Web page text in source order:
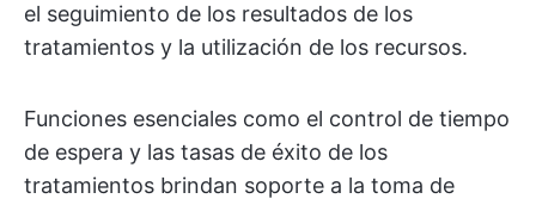
el seguimiento de los resultados de los
tratamientos y la utilización de los recursos.
Funciones esenciales como el control de tiempo
de espera y las tasas de éxito de los
tratamientos brindan soporte a la toma de